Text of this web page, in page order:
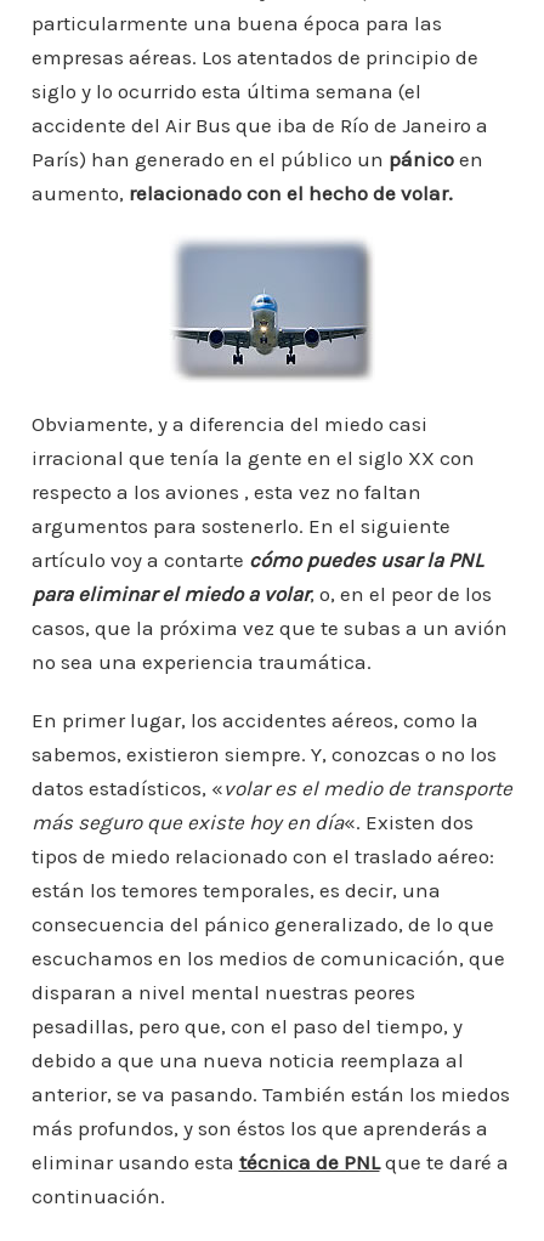
b
o
o
k
A
p
p
st dI
n
p
ar
ti
r
particularmente una buena época para las
empresas aéreas. Los atentados de principio de
siglo y lo ocurrido esta última semana (el
accidente del Air Bus que iba de Río de Janeiro a
París) han generado en el público un pánico en
aumento, relacionado con el hecho de volar.
Obviamente, y a diferencia del miedo casi
irracional que tenía la gente en el siglo XX con
respecto a los aviones , esta vez no faltan
argumentos para sostenerlo. En el siguiente
artículo voy a contarte cómo puedes usar la PNL
para eliminar el miedo a volar, o, en el peor de los
casos, que la próxima vez que te subas a un avión
no sea una experiencia traumática.
En primer lugar, los accidentes aéreos, como la
sabemos, existieron siempre. Y, conozcas o no los
datos estadísticos, «volar es el medio de transporte
más seguro que existe hoy en día«. Existen dos
tipos de miedo relacionado con el traslado aéreo:
están los temores temporales, es decir, una
consecuencia del pánico generalizado, de lo que
escuchamos en los medios de comunicación, que
disparan a nivel mental nuestras peores
pesadillas, pero que, con el paso del tiempo, y
debido a que una nueva noticia reemplaza al
anterior, se va pasando. También están los miedos
más profundos, y son éstos los que aprenderás a
eliminar usando esta técnica de PNLque te daré a
continuación.